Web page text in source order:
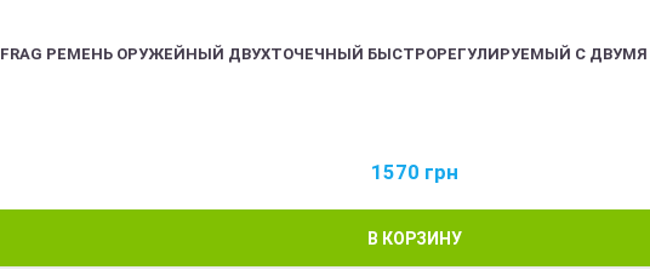
FRAG РЕМЕНЬ ОРУЖЕЙНЫЙ ДВУХТОЧЕЧНЫЙ БЫСТРОРЕГУЛИРУЕМЫЙ С ДВУМЯ
1570 грн
В КОРЗИНУ